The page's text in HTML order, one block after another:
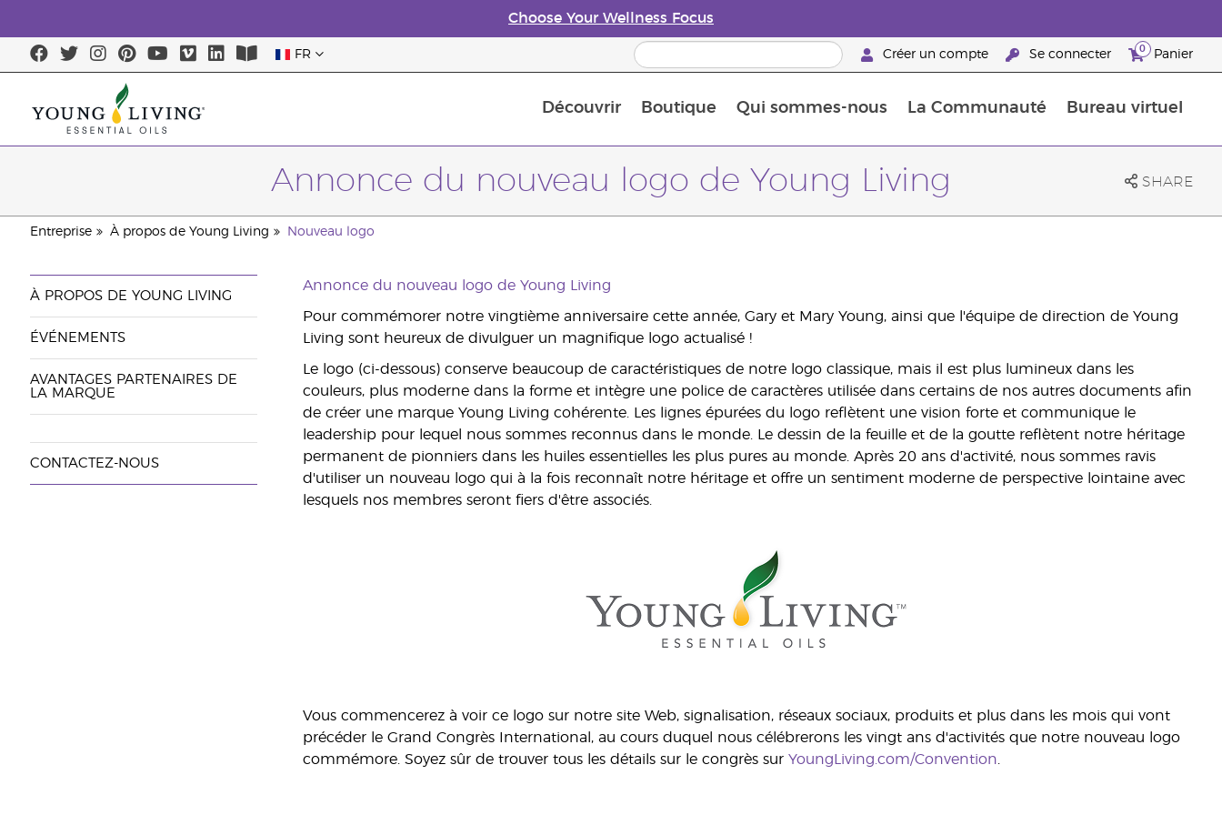
Choose Your Wellness Focus
FR Créer un compte Se connecter 0 Panier
Découvrir Boutique Qui sommes-nous La Communauté Bureau virtuel
Annonce du nouveau logo de Young Living SHARE
Entreprise À propos de Young Living Nouveau logo
À PROPOS DE YOUNG LIVING
ÉVÉNEMENTS
AVANTAGES PARTENAIRES DE
LA MARQUE
CONTACTEZ-NOUS
Annonce du nouveau logo de Young Living
Pour commémorer notre vingtième anniversaire cette année, Gary et Mary Young, ainsi que l'équipe de direction de Young
Living sont heureux de divulguer un magnifique logo actualisé !
Le logo (ci-dessous) conserve beaucoup de caractéristiques de notre logo classique, mais il est plus lumineux dans les
couleurs, plus moderne dans la forme et intègre une police de caractères utilisée dans certains de nos autres documents afin
de créer une marque Young Living cohérente. Les lignes épurées du logo reflètent une vision forte et communique le
leadership pour lequel nous sommes reconnus dans le monde. Le dessin de la feuille et de la goutte reflètent notre héritage
permanent de pionniers dans les huiles essentielles les plus pures au monde. Après 20 ans d'activité, nous sommes ravis
d'utiliser un nouveau logo qui à la fois reconnaît notre héritage et offre un sentiment moderne de perspective lointaine avec
lesquels nos membres seront fiers d'être associés.
Vous commencerez à voir ce logo sur notre site Web, signalisation, réseaux sociaux, produits et plus dans les mois qui vont
précéder le Grand Congrès International, au cours duquel nous célébrerons les vingt ans d'activités que notre nouveau logo
commémore. Soyez sûr de trouver tous les détails sur le congrès sur YoungLiving.com/Convention